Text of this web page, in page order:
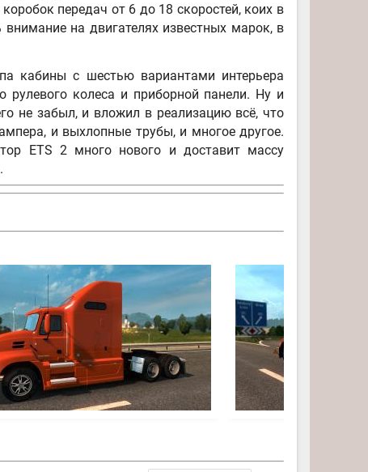
передач от 6 до 18 скоростей, коих в
на двигателях известных марок, в
кабины с шестью вариантами интерьера
рулевого колеса и приборной панели. Ну и
не забыл, и вложил в реализацию всё, что
и выхлопные трубы, и многое другое.
ETS 2 много нового и доставит массу